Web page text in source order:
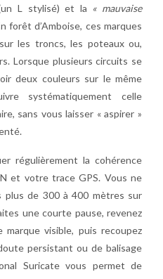
L stylisé) et la « mauvaise
forêt d’Amboise, ces marques
les troncs, les poteaux ou,
Lorsque plusieurs circuits se
deux couleurs sur le même
systématiquement celle
sans vous laisser « aspirer »
régulièrement la cohérence
et votre trace GPS. Vous ne
plus de 300 à 400 mètres sur
une courte pause, revenez
marque visible, puis recoupez
persistant ou de balisage
Suricate vous permet de